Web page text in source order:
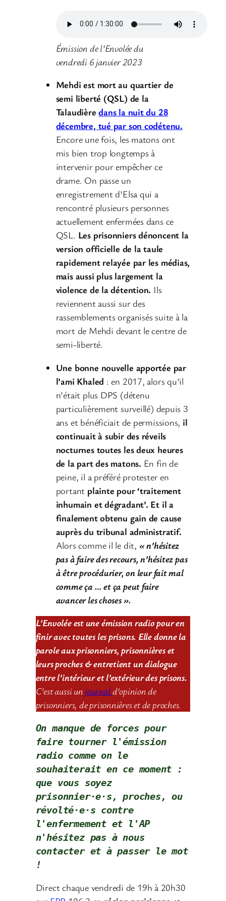
Émission de l’Envolée du
vendredi 6 janvier 2023
Mehdi est mort au quartier de
semi liberté (QSL) de la
Talaudière dans la nuit du 28
décembre, tué par son codétenu.
Encore une fois, les matons ont
mis bien trop longtemps à
intervenir pour empêcher ce
drame. On passe un
enregistrement d’Elsa qui a
rencontré plusieurs personnes
actuellement enfermées dans ce
QSL. Les prisonniers dénoncent la
version officielle de la taule
rapidement relayée par les médias,
mais aussi plus largement la
violence de la détention. Ils
reviennent aussi sur des
rassemblements organisés suite à la
mort de Mehdi devant le centre de
semi-liberté.
Une bonne nouvelle apportée par
l’ami Khaled : en 2017, alors qu’il
n’était plus DPS (détenu
particulièrement surveillé) depuis 3
ans et bénéficiait de permissions, il
continuait à subir des réveils
nocturnes toutes les deux heures
de la part des matons. En fin de
peine, il a préféré protester en
portant plainte pour ‘traitement
inhumain et dégradant’. Et il a
finalement obtenu gain de cause
auprès du tribunal administratif.
Alors comme il le dit, « n’hésitez
pas à faire des recours, n’hésitez pas
à être procédurier, on leur fait mal
comme ça … et ça peut faire
avancer les choses ».
L’Envolée est une émission radio pour en
finir avec toutes les prisons. Elle donne la
parole aux prisonniers, prisonnières et
leurs proches & entretient un dialogue
entre l’intérieur et l’extérieur des prisons.
C’est aussi un journald’opinion de
prisonniers, de prisonnières et de proches.
On manque de forces pour
faire tourner l'émission
radio comme on le
souhaiterait en ce moment :
que vous soyez
prisonnier·e·s, proches, ou
révolté·e·s contre
l'enfermement et l'AP
n'hésitez pas à nous
contacter et à passer le mot
!
Direct chaque vendredi de 19h à 20h30